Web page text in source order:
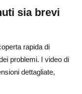
sia brevi
rapida di
problemi. I video di
dettagliate,